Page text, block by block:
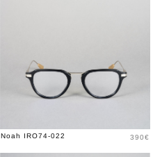
Noah IRO74-022 Prix
390€